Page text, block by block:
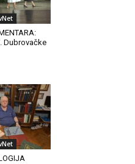
Dubrovačke